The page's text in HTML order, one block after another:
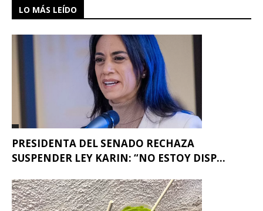
LO MÁS LEÍDO
PRESIDENTA DEL SENADO RECHAZA
SUSPENDER LEY KARIN: “NO ESTOY DISP...